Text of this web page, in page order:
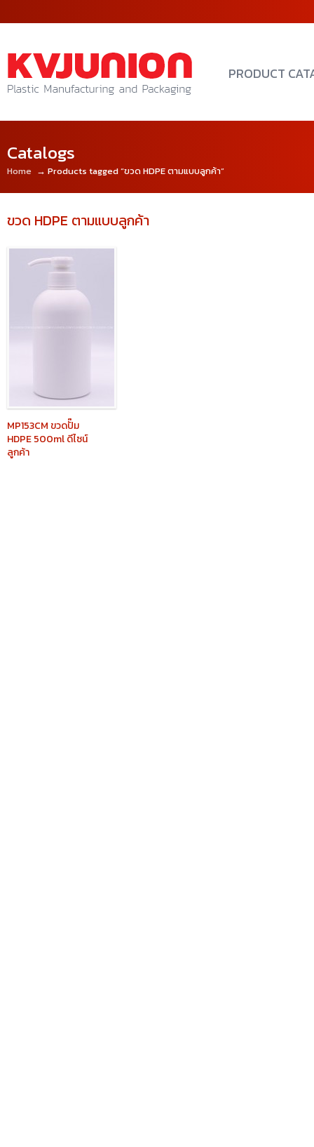
PRODUCT
Catalogs
Home → Products tagged “ขวด HDPE ตามแบบลูกค้า”
ขวด HDPE ตามแบบลูกค้า
MP153CM ขวดปั๊ม
HDPE 500ml ดีไซน์
ลูกค้า